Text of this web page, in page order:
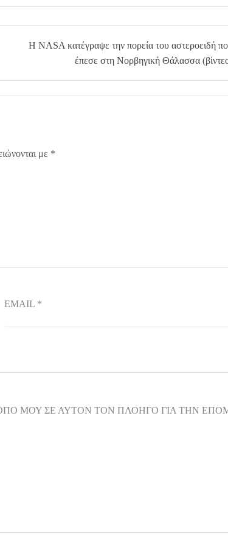
H NASA κατέγραψε την πορεία του αστεροειδή
έπεσε στη Νορβηγική Θάλασσα
με *
EMAIL *
ΜΟΥ ΣΕ ΑΥΤΌΝ ΤΟΝ ΠΛΟΗΓΌ ΓΙΑ ΤΗΝ